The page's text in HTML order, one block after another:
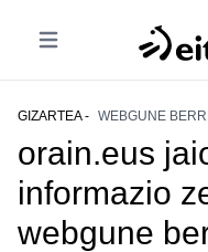
GIZARTEA - WEBGUNE
orain.eus
informazio
webgune